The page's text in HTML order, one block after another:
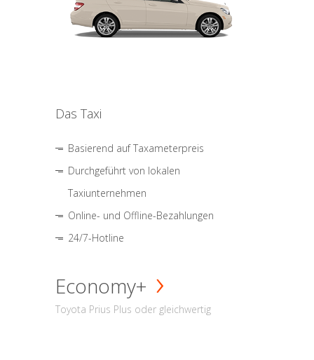
Das Taxi
Basierend auf Taxameterpreis
Durchgeführt von lokalen
Taxiunternehmen
Online- und Offline-Bezahlungen
24/7-Hotline
Economy+
Toyota Prius Plus oder gleichwertig